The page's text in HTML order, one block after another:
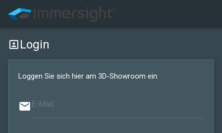
portrait Login
Loggen Sie sich hier am 3D-Showroom ein:
email